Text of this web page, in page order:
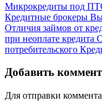
Микрокредиты под
Кредитные брокеры
Отличия займов от
при неоплате кредита
потребительского
Добавить
Для отправки